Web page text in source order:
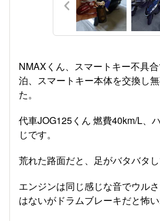
NMAXくん、スマートキー不具
泊、スマートキー本体を交換し
た。
代車JOG125くん 燃費40km/L、
じです。
荒れた路面だと、足がバタバタし
エンジンは同じ感じな音でウル
はないがドラムブレーキだと怖い